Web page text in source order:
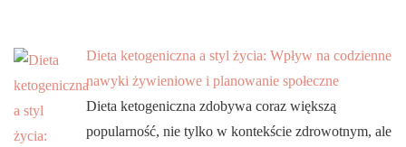
Dieta ketogeniczna a styl życia: Wpływ na codzienne
nawyki żywieniowe i planowanie społeczne
Dieta ketogeniczna zdobywa coraz większą
popularność, nie tylko w kontekście zdrowotnym, ale